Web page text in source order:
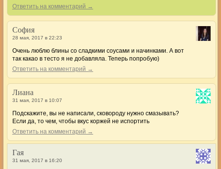
Ответить на комментарий →
София
28 мая, 2017 в 22:23
Очень люблю блины со сладкими соусами и начинками. А вот
так какао в тесто я не добавляла. Теперь попробую)
Ответить на комментарий →
Лиана
31 мая, 2017 в 10:07
Подскажите, вы не написали, сковороду нужно смазывать?
Если да, то чем, чтобы вкус коржей не испортить
Ответить на комментарий →
Гая
31 мая, 2017 в 16:20